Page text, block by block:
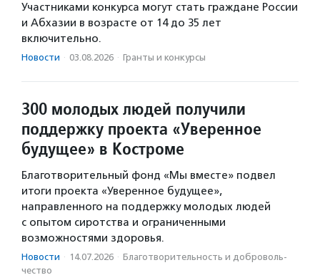
Участниками конкурса могут стать граждане России
и Абхазии в возрасте от 14 до 35 лет
включительно.
Новости · 03.08.2026 · Гранты и конкурсы
300 молодых людей получили
поддержку проекта «Уверенное
будущее» в Костроме
Благотворительный фонд «Мы вместе» подвел
итоги проекта «Уверенное будущее»,
направленного на поддержку молодых людей
с опытом сиротства и ограниченными
возможностями здоровья.
Новости · 14.07.2026 · Благотвори­тель­ность и доброволь­
чест­во